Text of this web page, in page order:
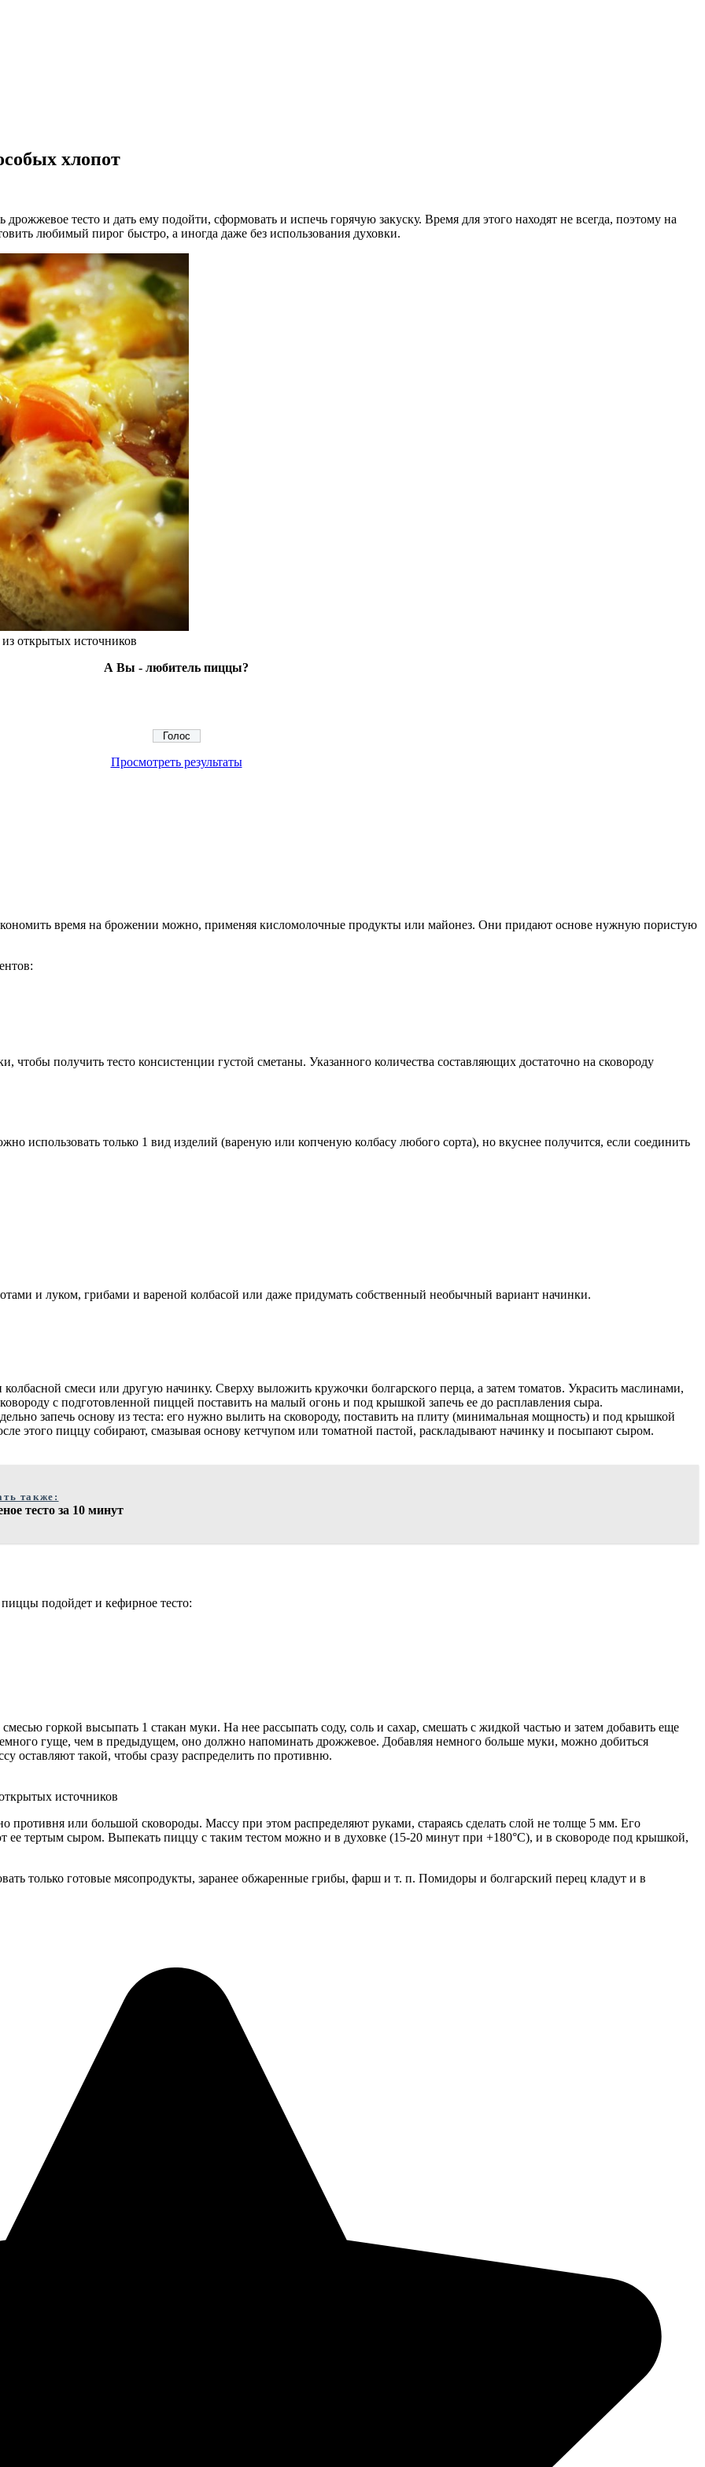
хлопот
тесто и дать ему подойти, сформовать и испечь горячую закуску. Время для этого находят не всегда, поэтому на
любимый пирог быстро, а иногда даже без использования духовки.
открытых источников
А Вы - любитель пиццы?
Просмотреть результаты
время на брожении можно, применяя кисломолочные продукты или майонез. Они придают основе нужную пористую
чтобы получить тесто консистенции густой сметаны. Указанного количества составляющих достаточно на сковороду
использовать только 1 вид изделий (вареную или копченую колбасу любого сорта), но вкуснее получится, если соединить
и луком, грибами и вареной колбасой или даже придумать собственный необычный вариант начинки.
смеси или другую начинку. Сверху выложить кружочки болгарского перца, а затем томатов. Украсить маслинами,
с подготовленной пиццей поставить на малый огонь и под крышкой запечь ее до расплавления сыра.
запечь основу из теста: его нужно вылить на сковороду, поставить на плиту (минимальная мощность) и под крышкой
этого пиццу собирают, смазывая основу кетчупом или томатной пастой, раскладывают начинку и посыпают сыром.
также:
тесто за 10 минут
подойдет и кефирное тесто:
горкой высыпать 1 стакан муки. На нее рассыпать соду, соль и сахар, смешать с жидкой частью и затем добавить еще
гуще, чем в предыдущем, оно должно напоминать дрожжевое. Добавляя немного больше муки, можно добиться
оставляют такой, чтобы сразу распределить по противню.
источников
противня или большой сковороды. Массу при этом распределяют руками, стараясь сделать слой не толще 5 мм. Его
тертым сыром. Выпекать пиццу с таким тестом можно и в духовке (15-20 минут при +180°С), и в сковороде под крышкой,
только готовые мясопродукты, заранее обжаренные грибы, фарш и т. п. Помидоры и болгарский перец кладут и в